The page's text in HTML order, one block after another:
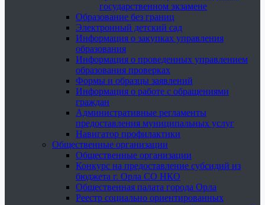
государственном экзамене
Образование без границ
Электронный детский сад
Информация о закупках управления
образования
Информация о проведенных управлением
образования проверках
Формы и образцы заявлений
Информация о работе с обращениями
граждан
Административные регламенты
предоставления муниципальных услуг
Навигатор профилактики
Общественные организации
Общественные организации
Конкурс на предоставление субсидий из
бюджета г. Орла СО НКО
Общественная палата города Орла
Реестр социально ориентированных